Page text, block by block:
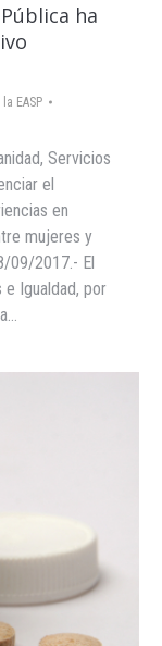
ha
EASP
Servicios
el
en
mujeres y
09/2017.- El
e Igualdad, por